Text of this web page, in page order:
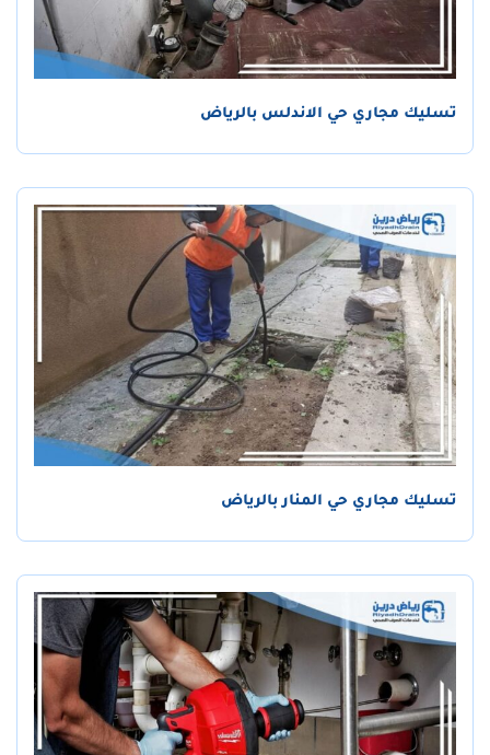
تسليك مجاري حي الاندلس بالرياض
تسليك مجاري حي المنار بالرياض